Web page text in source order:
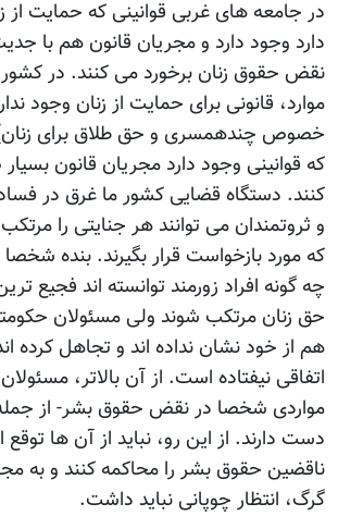
در جامعه های غربی قوانینی که حمایت از
دارد وجود دارد و مجریان قانون هم با
نقض حقوق زنان برخورد می کنند. در
موارد، قانونی برای حمایت از زنان وجود
خصوص چندهمسری و حق طلاق برای
که قوانینی وجود دارد مجریان قانون
کنند. دستگاه قضایی کشور ما غرق در
و ثروتمندان می توانند هر جنایتی را
که مورد بازخواست قرار بگیرند. بنده
چه گونه افراد زورمند توانسته اند فجیع
حق زنان مرتکب شوند ولی مسئولان
هم از خود نشان نداده اند و تجاهل کرده
اتفاقی نیفتاده است. از آن بالاتر،
مواردی شخصا در نقض حقوق بشر- از
دست دارند. از این رو، نباید از آن ها
ناقضین حقوق بشر را محاکمه کنند و به
گرگ، انتظار چوپانی نباید داشت.